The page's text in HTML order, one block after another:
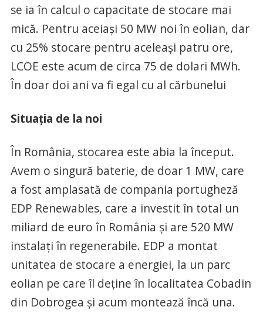
se ia în calcul o capacitate de stocare mai
mică. Pentru aceiaşi 50 MW noi în eolian, dar
cu 25% stocare pentru aceleaşi patru ore,
LCOE este acum de circa 75 de dolari MWh.
În doar doi ani va fi egal cu al cărbunelui
Situaţia de la noi
În România, stocarea este abia la început.
Avem o singură baterie, de doar 1 MW, care
a fost amplasată de compania portugheză
EDP Renewables, care a investit în total un
miliard de euro în România și are 520 MW
instalați în regenerabile. EDP a montat
unitatea de stocare a energiei, la un parc
eolian pe care îl deține în localitatea Cobadin
din Dobrogea și acum montează încă una.